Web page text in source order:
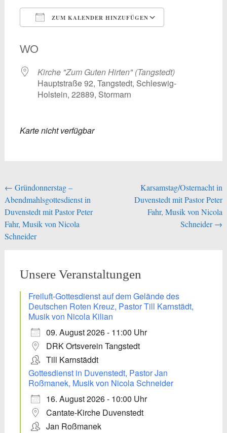
ZUM KALENDER HINZUFÜGEN
WO
Kirche "Zum Guten Hirten" (Tangstedt)
Hauptstraße 92, Tangstedt, Schleswig-
Holstein, 22889, Stormarn
Karte nicht verfügbar
Beitragsnavigation
← Gründonnerstag –
Abendmahlsgottesdienst in
Duvenstedt mit Pastor Peter
Fahr, Musik von Nicola
Schneider
Karsamstag/Osternacht in
Duvenstedt mit Pastor Peter
Fahr, Musik von Nicola
Schneider→
Unsere Veranstaltungen
Freiluft-Gottesdienst auf dem Gelände des
Deutschen Roten Kreuz, Pastor Till Karnstädt,
Musik von Nicola Kilian
09. August 2026 - 11:00 Uhr
DRK Ortsverein Tangstedt
Till Karnstäddt
Gottesdienst in Duvenstedt, Pastor Jan
Roßmanek, Musik von Nicola Schneider
16. August 2026 - 10:00 Uhr
Cantate-Kirche Duvenstedt
Jan Roßmanek